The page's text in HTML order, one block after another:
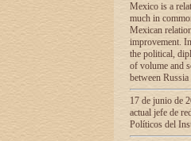
Mexico is a
much in
Mexican
improvement.
the political,
of volume and
between
17 de junio de
actual jefe de
Políticos del